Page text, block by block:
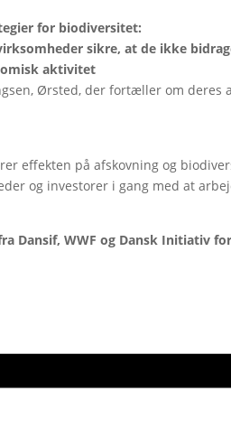
for biodiversitet:
sikre, at de ikke
aktivitet
Ørsted, der fortæller om deres
effekten på afskovning og
og investorer i gang med at
Dansif, WWF og Dansk Initiativ